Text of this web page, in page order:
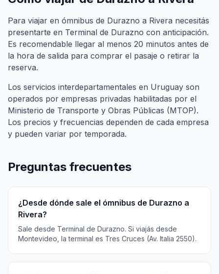
Para viajar en ómnibus de Durazno a Rivera necesitás
presentarte en Terminal de Durazno con anticipación.
Es recomendable llegar al menos 20 minutos antes de
la hora de salida para comprar el pasaje o retirar la
reserva.
Los servicios interdepartamentales en Uruguay son
operados por empresas privadas habilitadas por el
Ministerio de Transporte y Obras Públicas (MTOP).
Los precios y frecuencias dependen de cada empresa
y pueden variar por temporada.
Preguntas frecuentes
¿Desde dónde sale el ómnibus de Durazno a
Rivera?
Sale desde Terminal de Durazno. Si viajás desde
Montevideo, la terminal es Tres Cruces (Av. Italia 2550).